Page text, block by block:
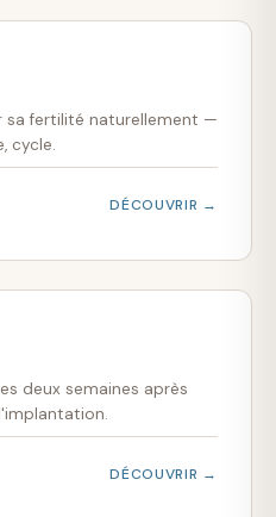
fertilité naturellement —
cycle.
DÉCOUVRIR →
deux semaines après
DÉCOUVRIR →